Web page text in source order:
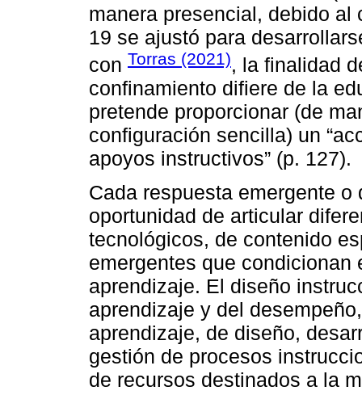
manera presencial, debido
19 se ajustó para
con Torras (2021), la finalidad
confinamiento difiere de la
pretende proporcionar (de
configuración sencilla) un
apoyos instructivos” (p. 127).
Cada respuesta emergente
oportunidad de articular
tecnológicos, de contenido
emergentes que condicionan
aprendizaje. El diseño
aprendizaje y del
aprendizaje, de diseño,
gestión de procesos
de recursos destinados a la